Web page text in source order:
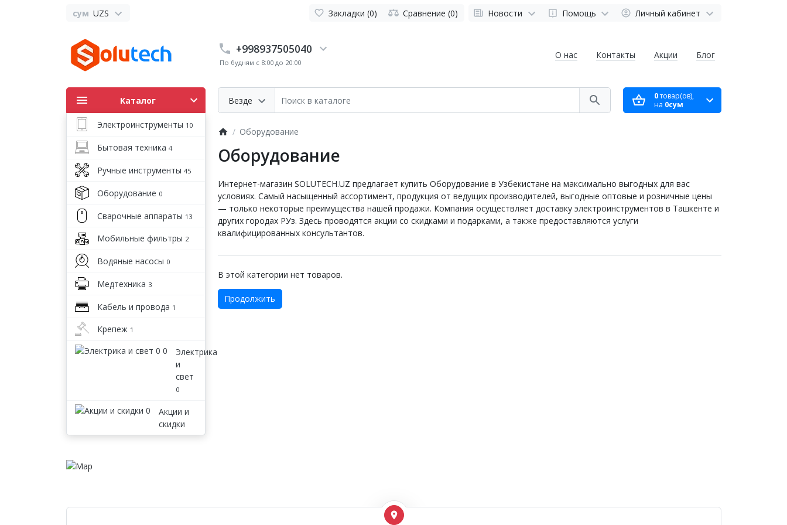
сум UZS Закладки (0) Сравнение (0) Новости Помощь Личный кабинет
+998937505040
По будням с 8:00 до 20:00
Везде
О нас Контакты Акции Блог
0товар(ов),
на 0сум
Каталог
Электроинструменты 10
Бытовая техника 4
Ручные инструменты 45
Оборудование 0
Сварочные аппараты 13
Мобильные фильтры 2
Водяные насосы 0
Медтехника 3
Кабель и провода 1
Крепеж 1
Электрика
и
свет
0
Акции и
скидки
Оборудование
Оборудование
Интернет-магазин SOLUTECH.UZ предлагает купить Оборудование в Узбекистане на максимально выгодных для вас
условиях. Самый насыщенный ассортимент, продукция от ведущих производителей, выгодные оптовые и розничные цены
— только некоторые преимущества нашей продажи. Компания осуществляет доставку электроинструментов в Ташкенте и
других городах РУз. Здесь проводятся акции со скидками и подарками, а также предоставляются услуги
квалифицированных консультантов.
В этой категории нет товаров.
Продолжить